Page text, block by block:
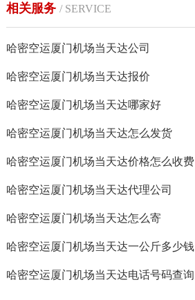
相关服务 / SERVICE
哈密空运厦门机场当天达公司
哈密空运厦门机场当天达报价
哈密空运厦门机场当天达哪家好
哈密空运厦门机场当天达怎么发货
哈密空运厦门机场当天达价格怎么收费
哈密空运厦门机场当天达代理公司
哈密空运厦门机场当天达怎么寄
哈密空运厦门机场当天达一公斤多少钱
哈密空运厦门机场当天达电话号码查询